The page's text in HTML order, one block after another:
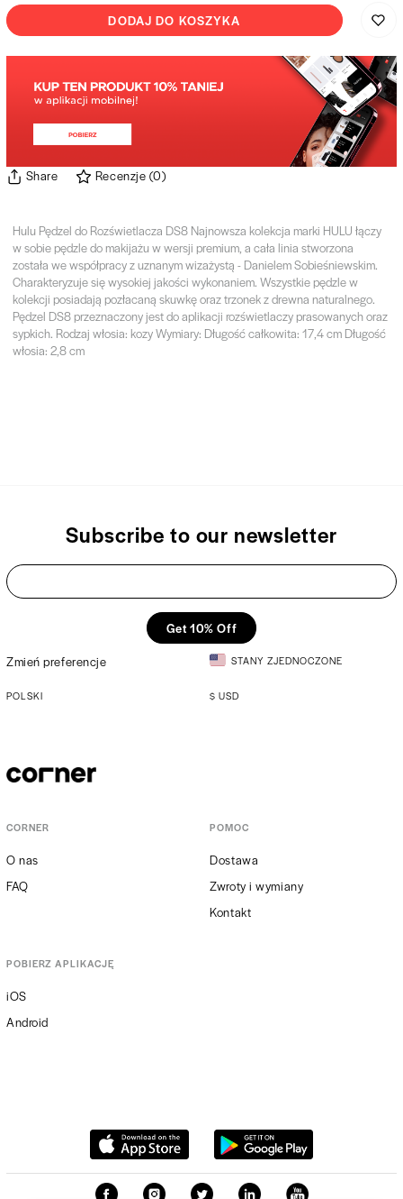
DODAJ DO KOSZYKA
Share Recenzje (0)
Hulu Pędzel do Rozświetlacza DS8 Najnowsza kolekcja marki HULU łączy
w sobie pędzle do makijażu w wersji premium, a cała linia stworzona
została we współpracy z uznanym wizażystą - Danielem Sobieśniewskim.
Charakteryzuje się wysokiej jakości wykonaniem. Wszystkie pędzle w
kolekcji posiadają pozłacaną skuwkę oraz trzonek z drewna naturalnego.
Pędzel DS8 przeznaczony jest do aplikacji rozświetlaczy prasowanych oraz
sypkich. Rodzaj włosia: kozy Wymiary: Długość całkowita: 17,4 cm Długość
włosia: 2,8 cm
Subscribe to our newsletter
Get 10% Off
Zmień preferencje
STANY ZJEDNOCZONE
POLSKI $ USD
CORNER
O nas
FAQ
POMOC
Dostawa
Zwroty i wymiany
Kontakt
POBIERZ APLIKACJĘ
iOS
Android